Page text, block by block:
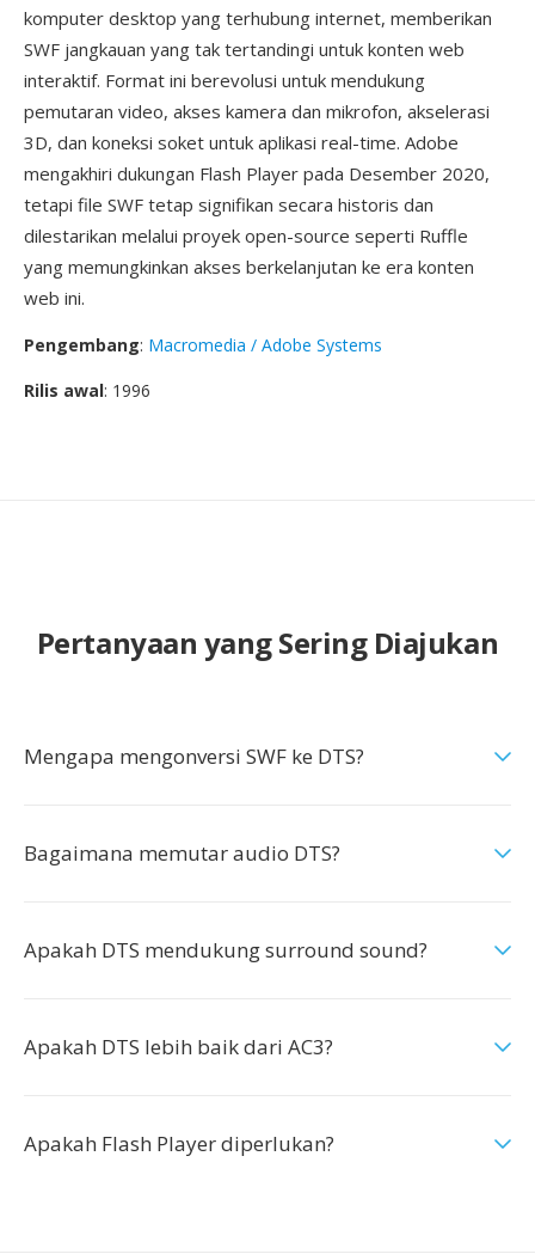
komputer desktop yang terhubung internet, memberikan
SWF jangkauan yang tak tertandingi untuk konten web
interaktif. Format ini berevolusi untuk mendukung
pemutaran video, akses kamera dan mikrofon, akselerasi
3D, dan koneksi soket untuk aplikasi real-time. Adobe
mengakhiri dukungan Flash Player pada Desember 2020,
tetapi file SWF tetap signifikan secara historis dan
dilestarikan melalui proyek open-source seperti Ruffle
yang memungkinkan akses berkelanjutan ke era konten
web ini.
Pengembang: Macromedia / Adobe Systems
Rilis awal: 1996
Pertanyaan yang Sering Diajukan
Mengapa mengonversi SWF ke DTS?
Bagaimana memutar audio DTS?
Apakah DTS mendukung surround sound?
Apakah DTS lebih baik dari AC3?
Apakah Flash Player diperlukan?